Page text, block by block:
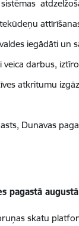
iegādāti
veica darbus,
atkritumu
Dunavas
pagastā augustā
skatu